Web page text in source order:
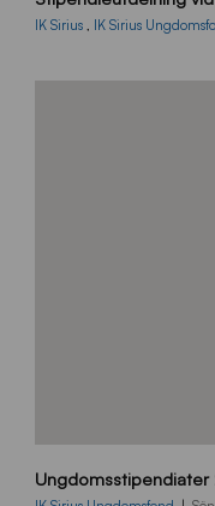
IK Sirius , IK Sirius